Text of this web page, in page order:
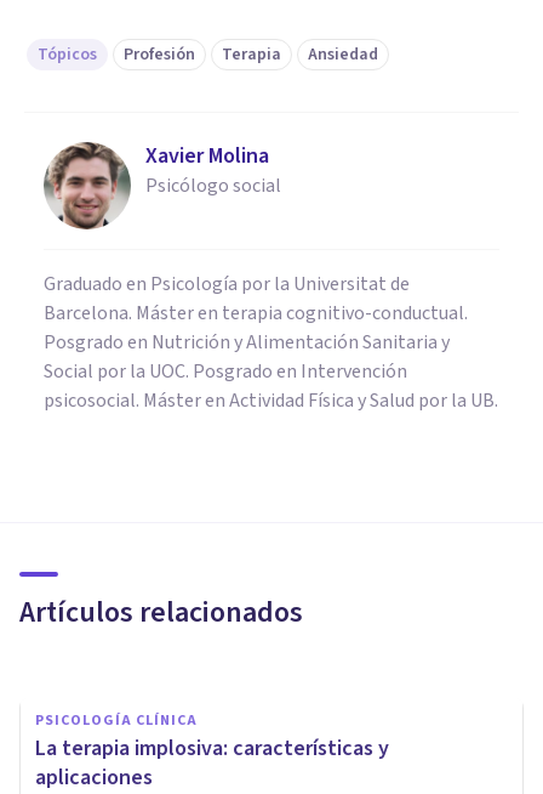
Tópicos Profesión Terapia Ansiedad
Xavier Molina
Psicólogo social
Graduado en Psicología por la Universitat de
Barcelona. Máster en terapia cognitivo-conductual.
Posgrado en Nutrición y Alimentación Sanitaria y
Social por la UOC. Posgrado en Intervención
psicosocial. Máster en Actividad Física y Salud por la UB.
Artículos relacionados
Ansiedad
PSICOLOGÍA CLÍNICA
La terapia implosiva: características y
aplicaciones